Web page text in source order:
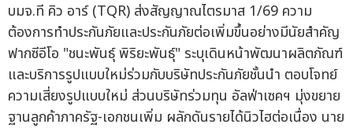
บมจ.ที คิว อาร์ (TQR) ส่งสัญญาณไตรมาส 1/69 ความ
ต้องการทำประกันภัยและประกันภัยต่อเพิ่มขึ้นอย่างมีนัยสำคัญ
ฟากซีอีโอ "ชนะพันธุ์ พิริยะพันธุ์" ระบุเดินหน้าพัฒนาผลิตภัณฑ์
และบริการรูปแบบใหม่ร่วมกับบริษัทประกันภัยชั้นนำ ตอบโจทย์
ความเสี่ยงรูปแบบใหม่ ส่วนบริษัทร่วมทุน อัลฟ่าเซคฯ มุ่งขยาย
ฐานลูกค้าภาครัฐ-เอกชนเพิ่ม ผลักดันรายได้นิวไฮต่อเนื่อง นาย